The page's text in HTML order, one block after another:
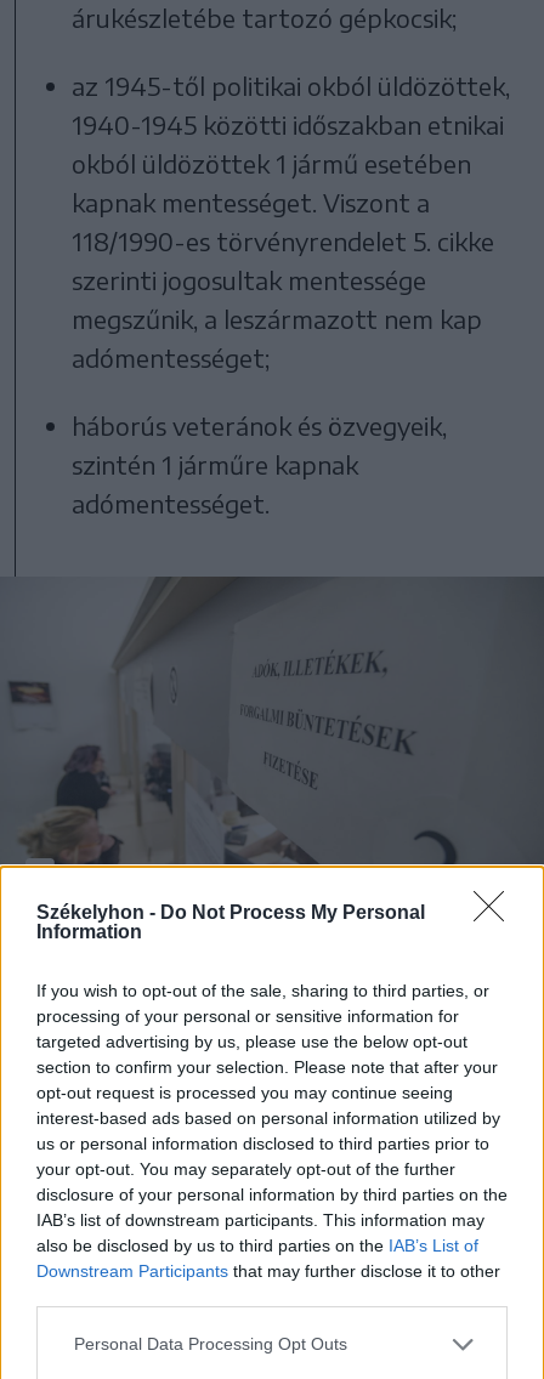
Székelyhon - Do Not Process My Personal
Information
If you wish to opt-out of the sale, sharing to third parties, or
processing of your personal or sensitive information for
targeted advertising by us, please use the below opt-out
section to confirm your selection. Please note that after your
opt-out request is processed you may continue seeing
interest-based ads based on personal information utilized by
us or personal information disclosed to third parties prior to
your opt-out. You may separately opt-out of the further
disclosure of your personal information by third parties on the
IAB’s list of downstream participants. This information may
also be disclosed by us to third parties on the IAB’s List of
Downstream Participants that may further disclose it to other
Personal Data Processing Opt Outs
árukészletébe tartozó gépkocsik;
az 1945-től politikai okból üldözöttek,
1940-1945 közötti időszakban etnikai
okból üldözöttek 1 jármű esetében
kapnak mentességet. Viszont a
118/1990-es törvényrendelet 5. cikke
szerinti jogosultak mentessége
megszűnik, a leszármazott nem kap
adómentességet;
háborús veteránok és özvegyeik,
szintén 1 járműre kapnak
adómentességet.
Kik nem kapnak adómentességet?
Nem kapnak viszont mentességet az
adófizetési kötelezettség alól az 1. fokú
rokkantsággal élők, ami már most vitákat
szül, és több szervezet is aggályokat
fogalmazott meg ezzel kapcsolatban.
Az 1. fokú rokkantsággal élők számára
csak az önkormányzatok